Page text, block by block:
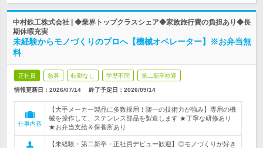
中村鉄工株式会社 | ◆業界トップクラスシェア◆家族旅行費の負担あり◆長
期休暇充実
未経験からモノづくりのプロへ【機械オペレーター】※お弁当無
料
正社員 急募 転勤なし 学歴不問 第二新卒歓迎
情報更新日：2026/07/14 終了予定日： 2026/09/14
仕事内容
【大手メーカー製品に多数採用！随一の技術力が強み】専用の機
械を操作して、ステンレス部品を製造します ★丁寧な研修あり
★お弁当支給＆保養所あり
【未経験・第二新卒・正社員デビュー歓迎】◎モノづくりが好き